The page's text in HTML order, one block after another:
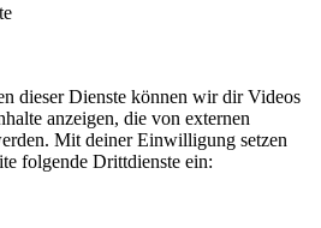
dieser Dienste können wir dir Videos
anzeigen, die von externen
Mit deiner Einwilligung setzen
folgende Drittdienste ein: